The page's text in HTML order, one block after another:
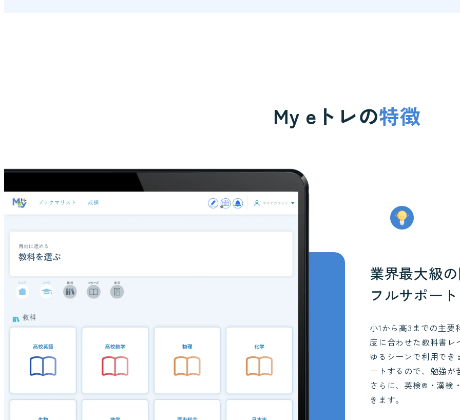
My eトレの特徴
業界最大級
フルサポート
小1から高3までの主
度に合わせた教科書
ゆるシーンで利用で
ートするので、勉強
さらに、英検®・漢検
きます。